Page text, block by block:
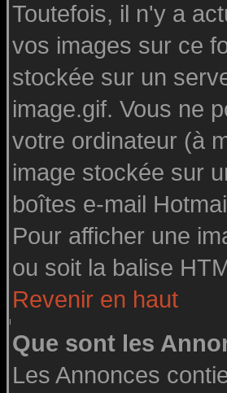
Toutefois, il n'y a
vos images sur ce
stockée sur un
image.gif. Vous ne
votre ordinateur (à
image stockée sur
boîtes e-mail
Pour afficher une
ou soit la balise
Revenir en haut
Que sont les
Les Annonces